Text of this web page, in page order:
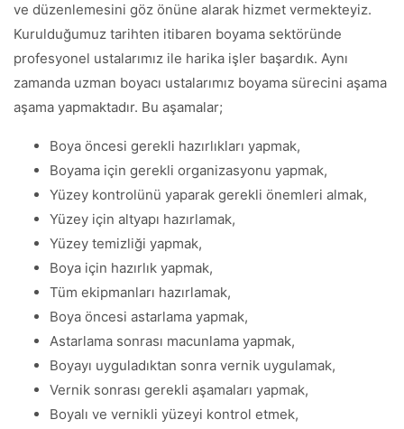
ve düzenlemesini göz önüne alarak hizmet vermekteyiz.
Kurulduğumuz tarihten itibaren boyama sektöründe
profesyonel ustalarımız ile harika işler başardık. Aynı
zamanda uzman boyacı ustalarımız boyama sürecini aşama
aşama yapmaktadır. Bu aşamalar;
Boya öncesi gerekli hazırlıkları yapmak,
Boyama için gerekli organizasyonu yapmak,
Yüzey kontrolünü yaparak gerekli önemleri almak,
Yüzey için altyapı hazırlamak,
Yüzey temizliği yapmak,
Boya için hazırlık yapmak,
Tüm ekipmanları hazırlamak,
Boya öncesi astarlama yapmak,
Astarlama sonrası macunlama yapmak,
Boyayı uyguladıktan sonra vernik uygulamak,
Vernik sonrası gerekli aşamaları yapmak,
Boyalı ve vernikli yüzeyi kontrol etmek,